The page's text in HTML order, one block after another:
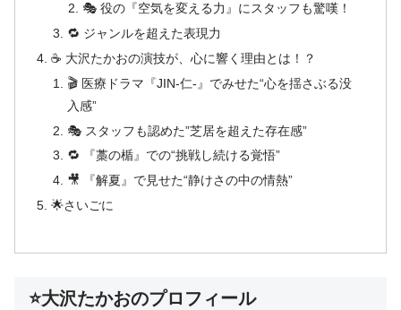
🎭 役の『空気を変える力』にスタッフも驚嘆！
🔁 ジャンルを超えた表現力
☕ 大沢たかおの演技が、心に響く理由とは！？
🎬 医療ドラマ『JIN‑仁‑』でみせた“心を揺さぶる没
入感”
🎭 スタッフも認めた”芝居を超えた存在感”
🔁 『藁の楯』での“挑戦し続ける覚悟”
🎥 『解夏』で見せた“静けさの中の情熱”
🌟さいごに
⭐大沢たかおのプロフィール